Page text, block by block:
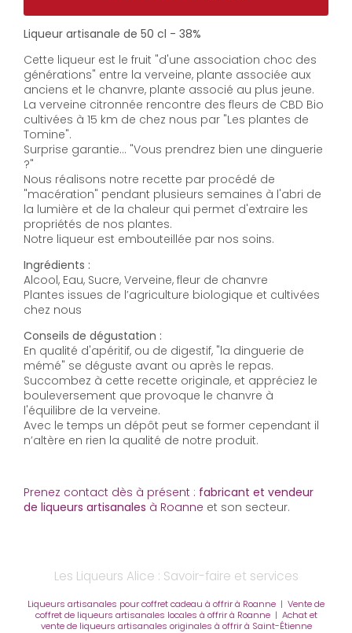
Liqueur artisanale de 50 cl - 38%
Cette liqueur est le fruit "d'une association choc des
générations" entre la verveine, plante associée aux
anciens et le chanvre, plante associé au plus jeune.
La verveine citronnée rencontre des fleurs de CBD Bio
cultivées à 15 km de chez nous par "Les plantes de
Tomine".
Surprise garantie... "Vous prendrez bien une dinguerie
?"
Nous réalisons notre recette par procédé de
"macération" pendant plusieurs semaines à l'abri de
la lumière et de la chaleur qui permet d'extraire les
propriétés de nos plantes.
Notre liqueur est embouteillée par nos soins.
Ingrédients :
Alcool, Eau, Sucre, Verveine, fleur de chanvre
Plantes issues de l’agriculture biologique et cultivées
chez nous
Conseils de dégustation :
En qualité d'apéritif, ou de digestif, "la dinguerie de
mémé" se déguste avant ou après le repas.
Succombez à cette recette originale, et appréciez le
bouleversement que provoque le chanvre à
l'équilibre de la verveine.
Avec le temps un dépôt peut se former cependant il
n’altère en rien la qualité de notre produit.
Prenez contact dès à présent : fabricant et vendeur
de liqueurs artisanales à Roanne et son secteur.
Les Liqueurs Alice : Savoir-faire et services
Liqueurs artisanales pour coffret cadeau à offrir à Roanne | Vente de
coffret de liqueurs artisanales locales à offrir à Roanne| Achat et
vente de liqueurs artisanales originales à offrir à Saint-Étienne